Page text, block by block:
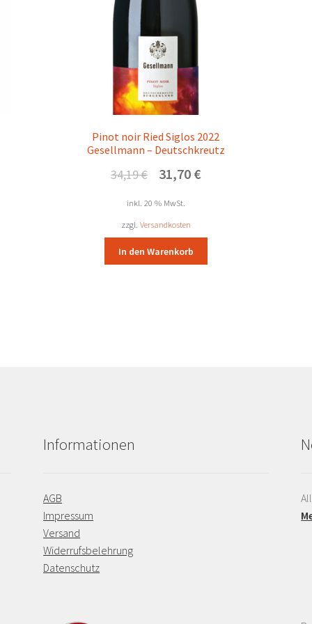
Pinot noir Ried Siglos 2022
Gesellmann – Deutschkreutz
34,19€
Ursprünglicher
war:
31,70 €Aktueller
inkl. 20 % MwSt.
zzgl. Versandkosten
In den Warenkorb
Informationen
AGB
Impressum
Versand
Widerrufsbelehrung
Datenschutz